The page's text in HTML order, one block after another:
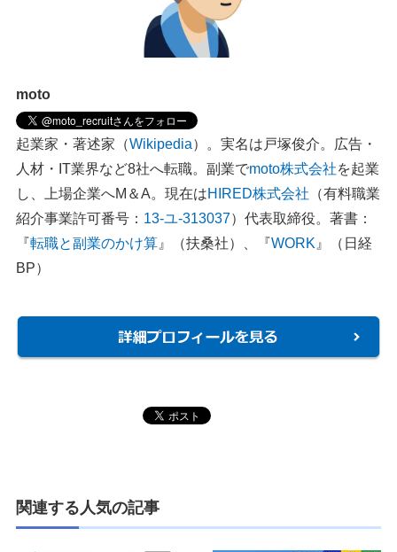
moto
起業家・著述家（Wikipedia）。実名は戸塚俊介。広告・
人材・IT業界など8社へ転職。副業でmoto株式会社を起業
し、上場企業へM＆A。現在はHIRED株式会社 （有料職業
紹介事業許可番号： 13-ユ-313037）代表取締役。著書：
『転職と副業のかけ算 』（扶桑社）、『WORK 』（日経
BP）
関連する人気の記事